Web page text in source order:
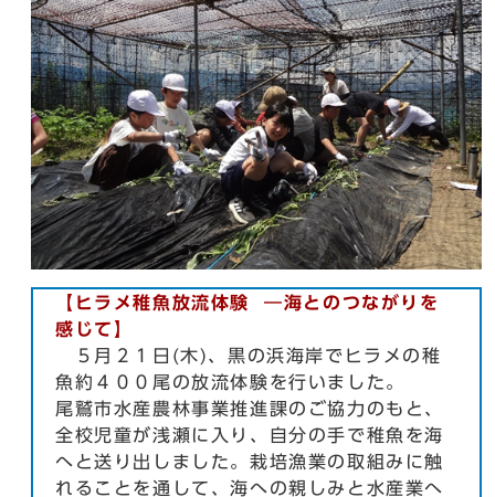
【ヒラメ稚魚放流体験
―海とのつながりを
感じて】
５月２１日(木)、黒の浜海岸でヒラメの稚
魚約４００尾の放流体験を行いました。
尾鷲市水産農林事業推進課のご協力のもと、
全校児童が浅瀬に入り、自分の手で稚魚を海
へと送り出しました。栽培漁業の取組みに触
れることを通して、海への親しみと水産業へ